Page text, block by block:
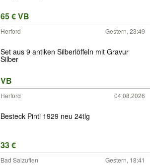
65 € VB
Herford Gestern, 23:49
Set aus 9 antiken Silberlöffeln mit Gravur
Silber
VB
Herford 04.08.2026
Besteck Pinti 1929 neu 24tlg
33 €
Bad Salzuflen Gestern, 18:41